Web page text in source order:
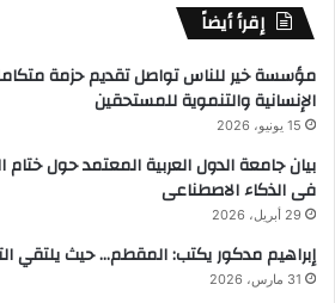
إقرأ أيضاً
مؤسسة خير للناس تواصل تقديم حزمة
الإنسانية والتنموية للمستحقين
15 يونيو، 2026
بيان جامعة الدول العربية المعتمد حول ختام
فى الذكاء الاصطناعى
29 أبريل، 2026
إبراهيم مدكور يكتب: المقطم… حيث يلتقي
31 مارس، 2026